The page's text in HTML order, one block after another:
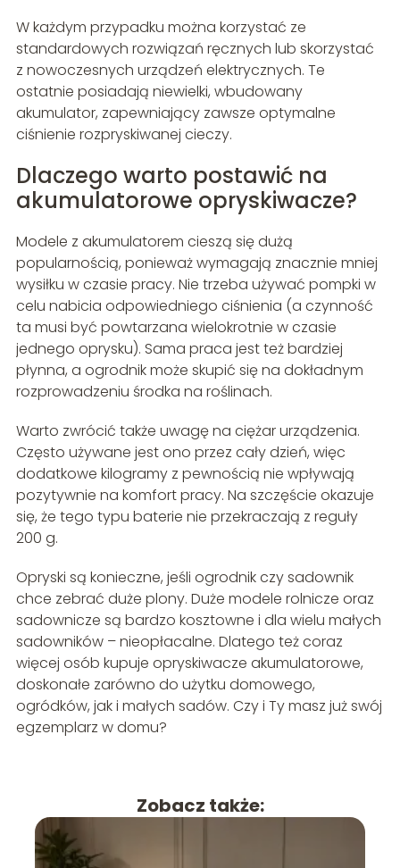
W każdym przypadku można korzystać ze
standardowych rozwiązań ręcznych lub skorzystać
z nowoczesnych urządzeń elektrycznych. Te
ostatnie posiadają niewielki, wbudowany
akumulator, zapewniający zawsze optymalne
ciśnienie rozpryskiwanej cieczy.
Dlaczego warto postawić na
akumulatorowe opryskiwacze?
Modele z akumulatorem cieszą się dużą
popularnością, ponieważ wymagają znacznie mniej
wysiłku w czasie pracy. Nie trzeba używać pompki w
celu nabicia odpowiedniego ciśnienia (a czynność
ta musi być powtarzana wielokrotnie w czasie
jednego oprysku). Sama praca jest też bardziej
płynna, a ogrodnik może skupić się na dokładnym
rozprowadzeniu środka na roślinach.
Warto zwrócić także uwagę na ciężar urządzenia.
Często używane jest ono przez cały dzień, więc
dodatkowe kilogramy z pewnością nie wpływają
pozytywnie na komfort pracy. Na szczęście okazuje
się, że tego typu baterie nie przekraczają z reguły
200 g.
Opryski są konieczne, jeśli ogrodnik czy sadownik
chce zebrać duże plony. Duże modele rolnicze oraz
sadownicze są bardzo kosztowne i dla wielu małych
sadowników – nieopłacalne. Dlatego też coraz
więcej osób kupuje opryskiwacze akumulatorowe,
doskonałe zarówno do użytku domowego,
ogródków, jak i małych sadów. Czy i Ty masz już swój
egzemplarz w domu?
Zobacz także: